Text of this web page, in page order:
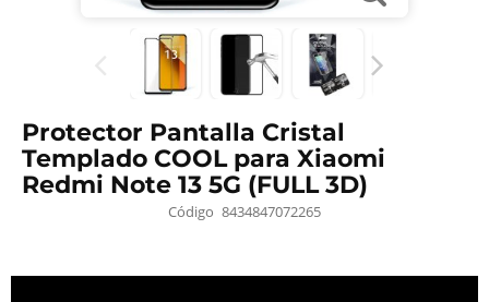
Protector Pantalla Cristal
Templado COOL para Xiaomi
Redmi Note 13 5G (FULL 3D)
Código 8434847072265